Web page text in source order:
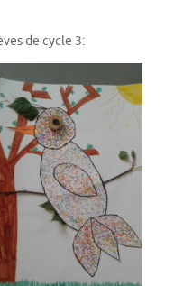
de cycle 3: